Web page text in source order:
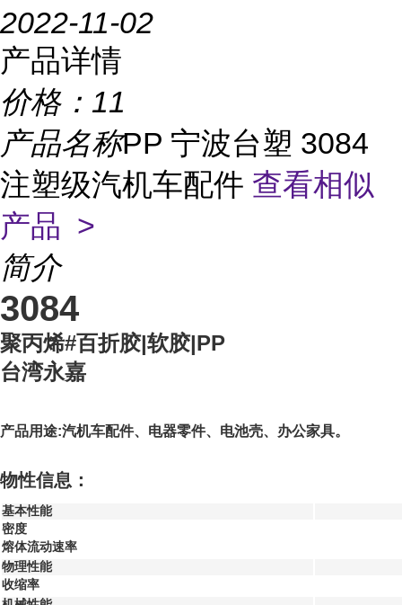
2022-11-02
产品详情
价格： 11
产品名称PP 宁波台塑 3084
注塑级汽机车配件 查看相似
产品 >
简介
3084
聚丙烯#百折胶|软胶|PP
台湾永嘉
产品用途:汽机车配件、电器零件、电池壳、办公家具。
物性信息：
基本性能
密度
熔体流动速率
物理性能
收缩率